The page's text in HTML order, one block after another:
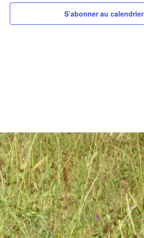
S’abonner au calendrier